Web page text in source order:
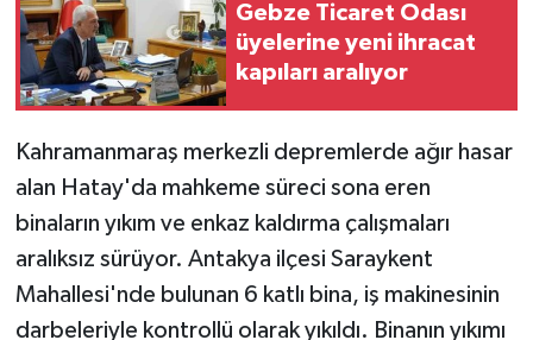
Gebze Ticaret Odası
üyelerine yeni ihracat
kapıları aralıyor
Kahramanmaraş merkezli depremlerde ağır hasar
alan Hatay'da mahkeme süreci sona eren
binaların yıkım ve enkaz kaldırma çalışmaları
aralıksız sürüyor. Antakya ilçesi Saraykent
Mahallesi'nde bulunan 6 katlı bina, iş makinesinin
darbeleriyle kontrollü olarak yıkıldı. Binanın yıkımı